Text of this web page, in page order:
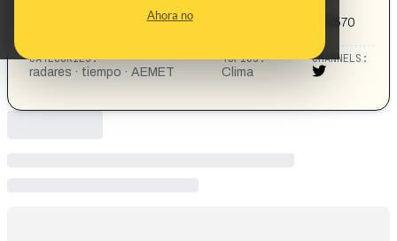
Ahora no
https://x.com/Navarrameteo/status/19700907006213570
CATEGORIES:
radares · tiempo · AEMET
TOPICS:
Clima
CHANNELS: